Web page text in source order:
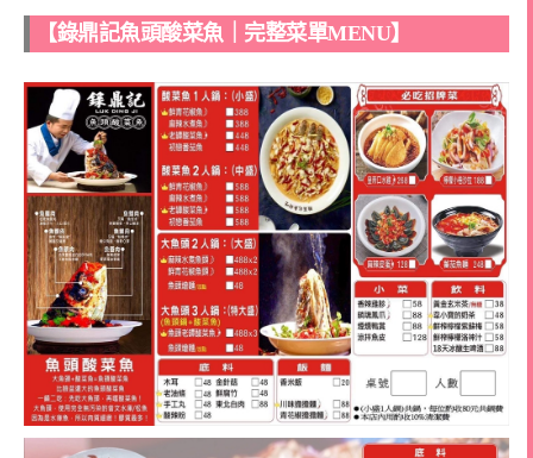
【錄鼎記魚頭酸菜魚｜完整菜單MENU】